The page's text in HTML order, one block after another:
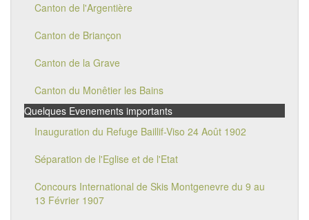
Canton de l'Argentière
Canton de Briançon
Canton de la Grave
Canton du Monêtier les Bains
Quelques Evenements importants
Inauguration du Refuge Baillif-Viso 24 Août 1902
Séparation de l'Eglise et de l'Etat
Concours International de Skis Montgenevre du 9 au
13 Février 1907